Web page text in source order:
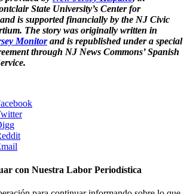
State University’s Center for
is supported financially by the NJ Civic
The story was originally written in
Monitorand is republished under a special
through NJ News Commons’ Spanish
con Nuestra Labor Periodística